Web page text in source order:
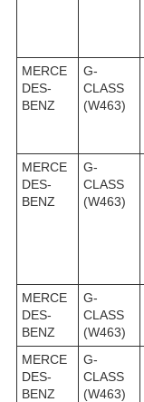
MERCE
DES-
BENZ
G-
CLASS
(W463)
MERCE
DES-
BENZ
G-
CLASS
(W463)
MERCE
DES-
BENZ
G-
CLASS
(W463)
MERCE
DES-
BENZ
G-
CLASS
(W463)